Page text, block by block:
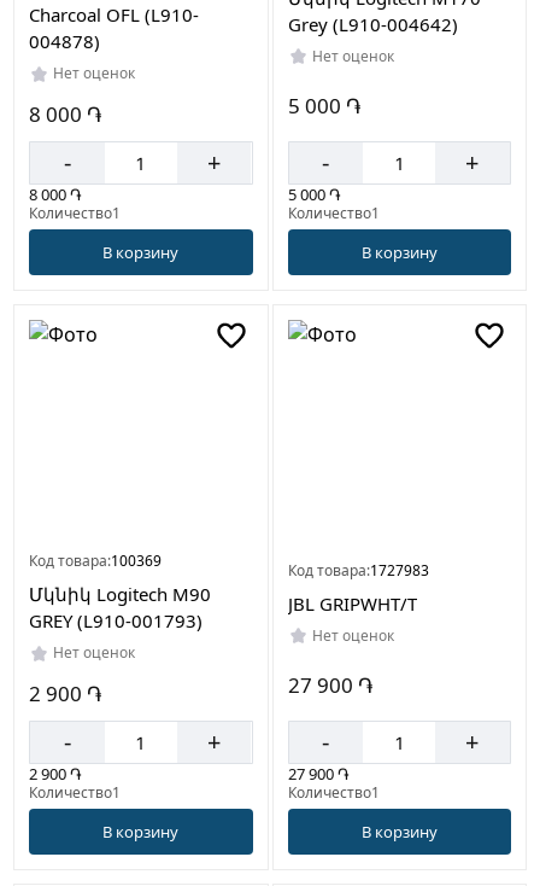
Charcoal OFL (L910-
004878)
Нет оценок
8 000 ֏
- +
8 000 ֏
Количество1
В корзину
Grey (L910-004642)
Нет оценок
5 000 ֏
- +
5 000 ֏
Количество1
В корзину
Код товара:100369
Մկնիկ Logitech M90
GREY (L910-001793)
Нет оценок
2 900 ֏
- +
2 900 ֏
Количество1
В корзину
Код товара:1727983
JBL GRIPWHT/T
Нет оценок
27 900 ֏
- +
27 900 ֏
Количество1
В корзину